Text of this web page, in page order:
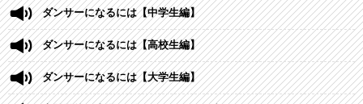
ダンサーになるには【中学生編】
ダンサーになるには【高校生編】
ダンサーになるには【大学生編】